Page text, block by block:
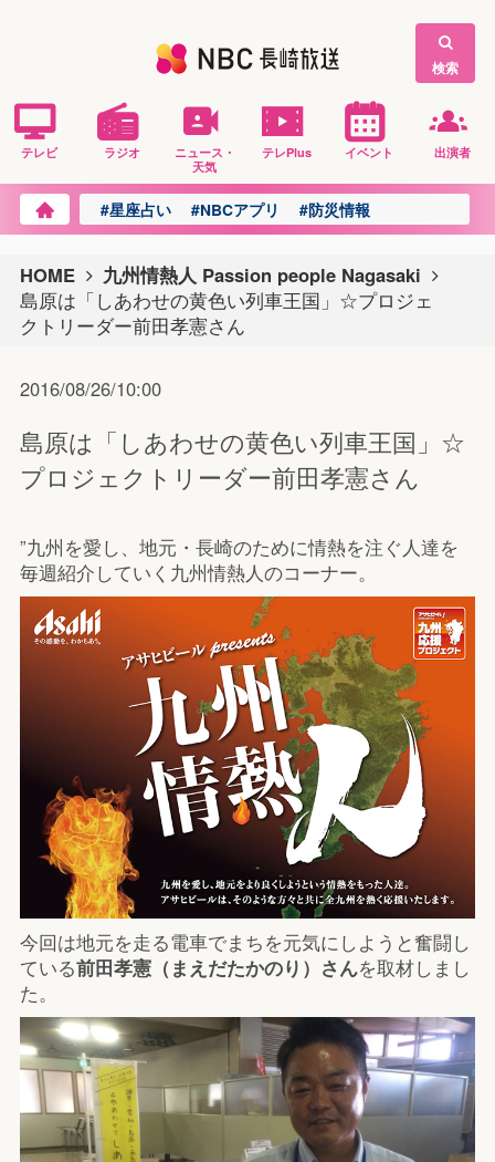
検索
テレビ ラジオ
ニュース・
天気
テレPlus イベント 出演者
#星座占い #NBCアプリ #防災情報
HOME
九州情熱人 Passion people Nagasaki
島原は「しあわせの黄色い列車王国」☆プロジェ
クトリーダー前田孝憲さん
2016/08/26/10:00
島原は「しあわせの黄色い列車王国」☆
プロジェクトリーダー前田孝憲さん
”九州を愛し、地元・長崎のために情熱を注ぐ人達を
毎週紹介していく九州情熱人のコーナー。
今回は地元を走る電車でまちを元気にしようと奮闘し
ている前田孝憲（まえだたかのり）さんを取材しまし
た。